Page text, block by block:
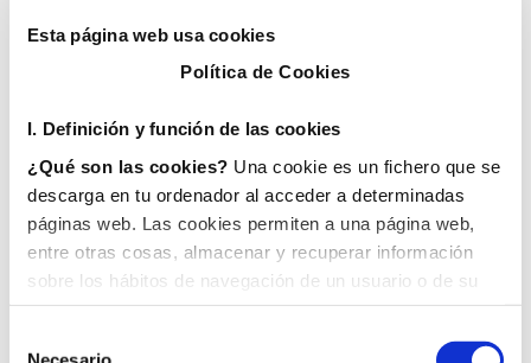
Esta página web usa cookies
Política de Cookies
I. Definición y función de las cookies
¿Qué son las cookies? Una cookie es un fichero que se
descarga en tu ordenador al acceder a determinadas
páginas web. Las cookies permiten a una página web,
entre otras cosas, almacenar y recuperar información
sobre los hábitos de navegación de un usuario o de su
equipo y, dependiendo de la información que contengan y
de la forma en que utilice su equipo, pueden utilizarse